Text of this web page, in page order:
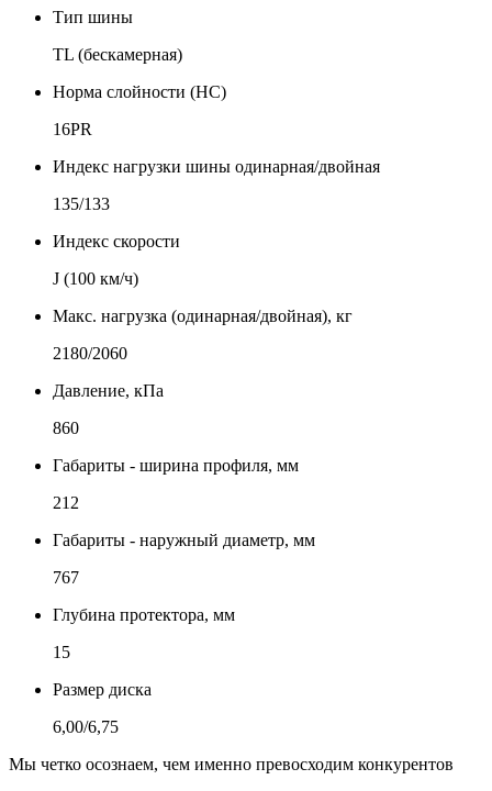
Тип шины
TL (бескамерная)
Норма слойности (НС)
16PR
Индекс нагрузки шины одинарная/двойная
135/133
Индекс скорости
J (100 км/ч)
Макс. нагрузка (одинарная/двойная), кг
2180/2060
Давление, кПа
860
Габариты - ширина профиля, мм
212
Габариты - наружный диаметр, мм
767
Глубина протектора, мм
15
Размер диска
6,00/6,75
Мы четко осознаем, чем именно превосходим конкурентов